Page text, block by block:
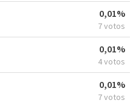
0,01%
7 votos
0,01%
4 votos
0,01%
7 votos